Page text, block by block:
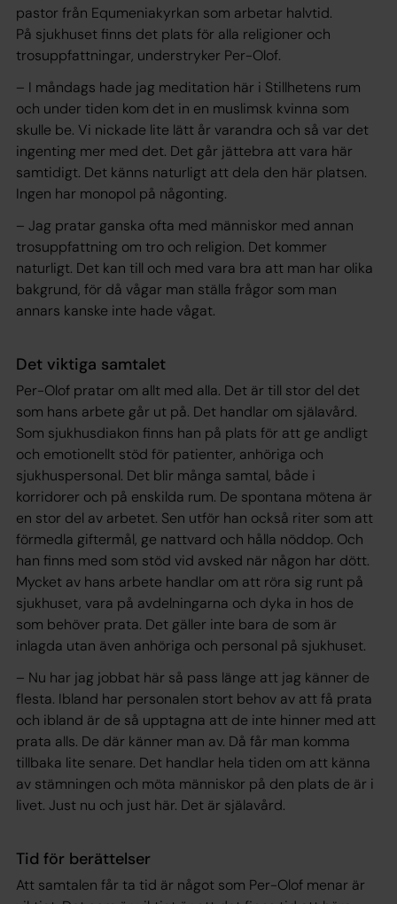
pastor från Equmeniakyrkan som arbetar halvtid.
På sjukhuset finns det plats för alla religioner och
trosuppfattningar, understryker Per-Olof.
– I måndags hade jag meditation här i Stillhetens rum
och under tiden kom det in en muslimsk kvinna som
skulle be. Vi nickade lite lätt år varandra och så var det
ingenting mer med det. Det går jättebra att vara här
samtidigt. Det känns naturligt att dela den här platsen.
Ingen har monopol på någonting.
– Jag pratar ganska ofta med människor med annan
trosuppfattning om tro och religion. Det kommer
naturligt. Det kan till och med vara bra att man har olika
bakgrund, för då vågar man ställa frågor som man
annars kanske inte hade vågat.
Det viktiga samtalet
Per-Olof pratar om allt med alla. Det är till stor del det
som hans arbete går ut på. Det handlar om själavård.
Som sjukhusdiakon finns han på plats för att ge andligt
och emotionellt stöd för patienter, anhöriga och
sjukhuspersonal. Det blir många samtal, både i
korridorer och på enskilda rum. De spontana mötena är
en stor del av arbetet. Sen utför han också riter som att
förmedla giftermål, ge nattvard och hålla nöddop. Och
han finns med som stöd vid avsked när någon har dött.
Mycket av hans arbete handlar om att röra sig runt på
sjukhuset, vara på avdelningarna och dyka in hos de
som behöver prata. Det gäller inte bara de som är
inlagda utan även anhöriga och personal på sjukhuset.
– Nu har jag jobbat här så pass länge att jag känner de
flesta. Ibland har personalen stort behov av att få prata
och ibland är de så upptagna att de inte hinner med att
prata alls. De där känner man av. Då får man komma
tillbaka lite senare. Det handlar hela tiden om att känna
av stämningen och möta människor på den plats de är i
livet. Just nu och just här. Det är själavård.
Tid för berättelser
Att samtalen får ta tid är något som Per-Olof menar är